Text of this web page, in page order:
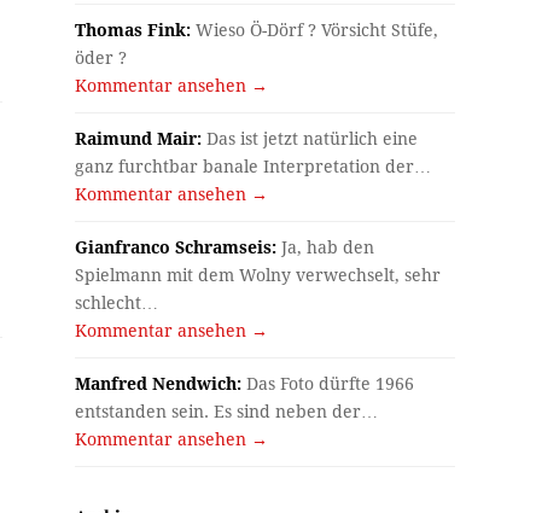
Thomas Fink: Wieso Ö-Dörf ? Vörsicht Stüfe,
öder ?
Kommentar ansehen →
Raimund Mair: Das ist jetzt natürlich eine
ganz furchtbar banale Interpretation der…
Kommentar ansehen →
Gianfranco Schramseis: Ja, hab den
Spielmann mit dem Wolny verwechselt, sehr
schlecht…
Kommentar ansehen →
Manfred Nendwich: Das Foto dürfte 1966
entstanden sein. Es sind neben der…
Kommentar ansehen →